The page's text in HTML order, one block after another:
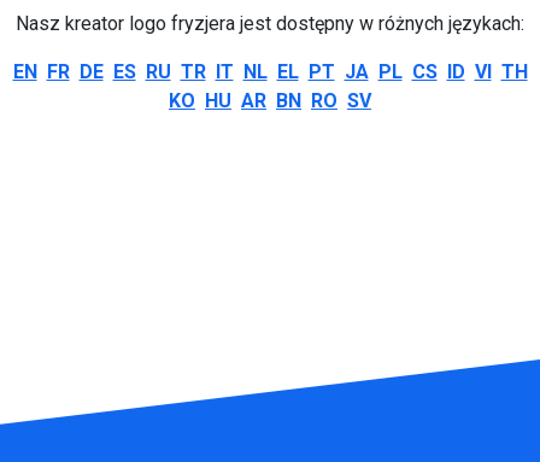
Nasz kreator logo fryzjera jest dostępny w różnych językach:
EN FR DE ES RU TR IT NL EL PT JA PL CS ID VI TH
KO HU AR BN RO SV